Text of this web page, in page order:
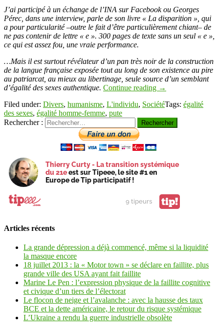
Link
Partager
J’ai participé à un échange de l’INA sur Facebook ou Georges
Pérec, dans une interview, parle de son livre « La disparition », qui
a pour particularité –outre le fait d’être particulièrement chiant– de
ne pas contenir de lettre « e ». 300 pages de texte sans un seul « e »,
ce qui est assez fou, une vraie performance.
…Mais il est surtout révélateur d’un pan très noir de la construction
de la langue française exposée tout au long de son existence au pire
au patriarcat, au mieux au libertinage, seule source d’un semblant
d’égalité des sexes authentique. Continue reading →
Filed under: Divers, humanisme, L'individu, SociétéTags: égalité
des sexes, égalité homme-femme, pute
Rechercher :
Thierry Curty - La transition systémique
du 21eest sur Tipeee, le site #1 en
Europe de Tip participatif !
9 tipeurs tip!
Articles récents
La grande dépression a déjà commencé, même si la liquidité
la masque encore
18 juillet 2013 : la « Motor town » se déclare en faillite, plus
grande ville des USA ayant fait faillite
Marine Le Pen : l’expression physique de la faillite cognitive
et civique d’un tiers de l’électorat
Le flocon de neige et l’avalanche : avec la hausse des taux
BCE et la dette américaine, le retour du risque systémique
L’Ukraine a rendu la guerre industrielle obsolète